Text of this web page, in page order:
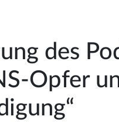
des
Opfer